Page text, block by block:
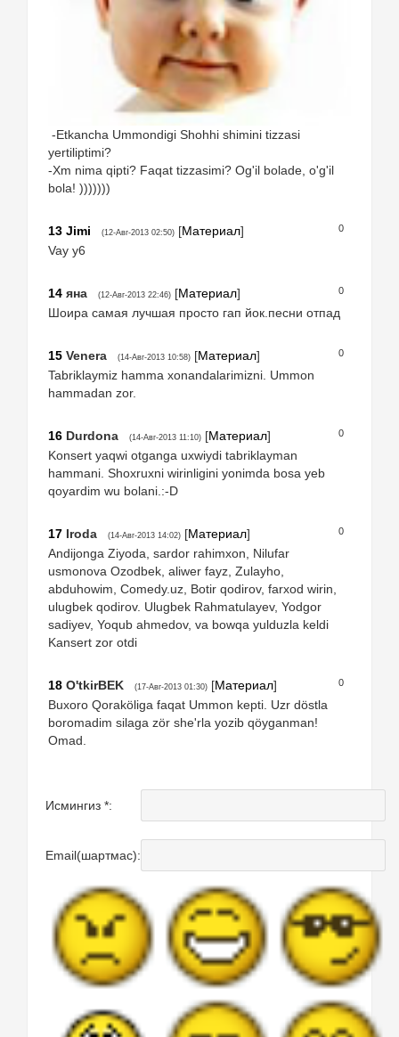
-Etkancha Ummondigi Shohhi shimini tizzasi
yertiliptimi?
-Xm nima qipti? Faqat tizzasimi? Og'il bolade, o'g'il
bola! )))))))
0
13 Jimi (12-Авг-2013 02:50) [Материал]
Vay y6
0
14 яна (12-Авг-2013 22:46) [Материал]
Шоира самая лучшая просто гап йок.песни отпад
0
15 Venera (14-Авг-2013 10:58) [Материал]
Tabriklaymiz hamma xonandalarimizni. Ummon
hammadan zor.
0
16 Durdona (14-Авг-2013 11:10) [Материал]
Konsert yaqwi otganga uxwiydi tabriklayman
hammani. Shoxruxni wirinligini yonimda bosa yeb
qoyardim wu bolani.:-D
0
17 Iroda (14-Авг-2013 14:02) [Материал]
Andijonga Ziyoda, sardor rahimxon, Nilufar
usmonova Ozodbek, aliwer fayz, Zulayho,
abduhowim, Comedy.uz, Botir qodirov, farxod wirin,
ulugbek qodirov. Ulugbek Rahmatulayev, Yodgor
sadiyev, Yoqub ahmedov, va bowqa yulduzla keldi
Kansert zor otdi
0
18 O'tkirBEK (17-Авг-2013 01:30) [Материал]
Buxoro Qoraköliga faqat Ummon kepti. Uzr döstla
boromadim silaga zör she'rla yozib qöyganman!
Omad.
Исмингиз *:
Email(шартмас):